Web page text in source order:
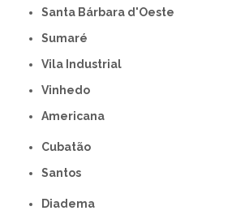
Santa Bárbara d'Oeste
Sumaré
Vila Industrial
Vinhedo
americana
Cubatão
Santos
Diadema